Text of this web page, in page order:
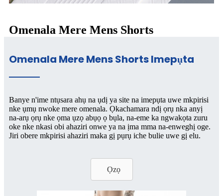
Omenala Mere Mens Shorts
Omenala Mere Mens Shorts Imepụta
Banye n'ime ntụsara ahụ na ụdị ya site na imepụta uwe mkpirisi
nke ụmụ nwoke mere omenala. Ọkachamara ndị ọrụ nka anyị
na-arụ ọrụ nke ọma ụzọ abụọ ọ bụla, na-eme ka ngwakọta zuru
oke nke nkasi obi ahaziri onwe ya na ịma mma na-enweghị oge.
Jiri obere mkpirisi ahaziri maka gị pụrụ iche bulie uwe gị elu.
Ọzọ